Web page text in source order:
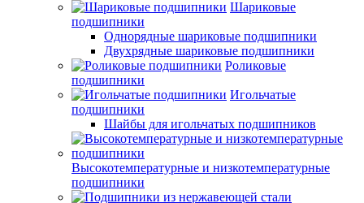
Шариковые
подшипники
Однорядные шариковые подшипники
Двухрядные шариковые подшипники
Роликовые
подшипники
Игольчатые
подшипники
Шайбы для игольчатых подшипников
Высокотемпературные и низкотемпературные
подшипники